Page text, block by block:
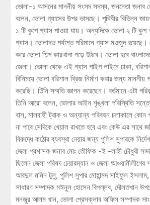
ভোলা-১ আসনের মাননীয় সংসদ সদস্য, জননেতা জনাব
বলেন, ভোলা গ্যাসের উপর ভাসছে। পৃথিবীর বিভিন্ন
১ টি কুপে গ্যাস পাওয়া যায়। অন্যদিকে ভোলা ২ টি কুপ
গ্যাস। ভোলাদত পর্যাপ্ত পরিমানে গ্যাস মওজুদ
করে ভোলা শিল্প কারখানা গড়ে উঠবে। ভোলা হবে
জেলা। ভোলা থেকে এই গ্যাস পাইপ লাইনে ঢাকা,
বিনিময়ে ভোলা বরিশাল ব্রিজ নির্মাণ করার জন্য মাননীয়
করেছি। তিঁনি সম্মতি জ্ঞাপন করেছেন। বর্তমানে এটা
তিনি আরো বলেন, ভোলার আইন শৃঙ্খলা পরিস্থিতি
বাস, মালবাহী ট্রাক ও অন্যান্য পরিবহন চলাকালে কোন
না পারে সেদিকে খেয়াল রাখতে হবে এবং কেউ এর সাথে
বিরুদ্ধে কঠোর ব্যবস্থা নেয়ার জন্য পুলিশ সুপারকে
জেলা প্রশাসক জনাব মোঃ তৌফিক -ই -লাহী চৌধুরী
ছিলেন জেলা পরিষদ চেয়ারম্যান ও জেলা
আবদুল মমিন টুলু, পুলিশ সুপার মোহান্মদ সাইফুল ইসলাম,
সাধারণ সম্পাদক মঈনুল হোসেন বিপল্লব, দৌলতখান
মনজুর আলম খান, ভোলা প্রেসক্লাব অফিস সম্পাদক